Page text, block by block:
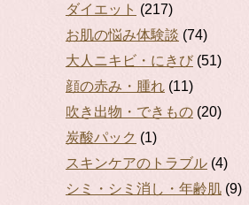
ダイエット (217)
お肌の悩み体験談 (74)
大人ニキビ・にきび (51)
顔の赤み・腫れ (11)
吹き出物・できもの (20)
炭酸パック (1)
スキンケアのトラブル (4)
シミ・シミ消し・年齢肌 (9)